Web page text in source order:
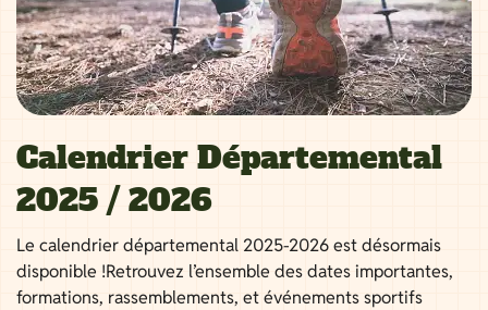
Calendrier Départemental
2025 / 2026
Le calendrier départemental 2025-2026 est désormais
disponible !Retrouvez l’ensemble des dates importantes,
formations, rassemblements, et événements sportifs